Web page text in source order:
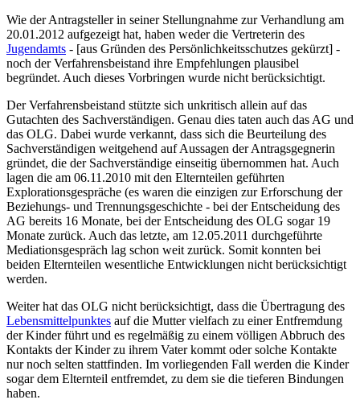
Wie der Antragsteller in seiner Stellungnahme zur Verhandlung am
20.01.2012 aufgezeigt hat, haben weder die Vertreterin des
Jugendamts - [aus Gründen des Persönlichkeits­schutzes gekürzt] -
noch der Verfahrens­beistand ihre Empfehlungen plausibel
begründet. Auch dieses Vorbringen wurde nicht berücksichtigt.
Der Verfahrensbeistand stützte sich unkritisch allein auf das
Gutachten des Sachverständigen. Genau dies taten auch das AG und
das OLG. Dabei wurde verkannt, dass sich die Beurteilung des
Sachverständigen weitgehend auf Aussagen der Antrags­gegnerin
gründet, die der Sachverständige einseitig übernommen hat. Auch
lagen die am 06.11.2010 mit den Elternteilen geführten
Explorations­gespräche (es waren die einzigen zur Erforschung der
Beziehungs- und Trennungs­geschichte - bei der Entscheidung des
AG bereits 16 Monate, bei der Entscheidung des OLG sogar 19
Monate zurück. Auch das letzte, am 12.05.2011 durchgeführte
Mediations­gespräch lag schon weit zurück. Somit konnten bei
beiden Elternteilen wesentliche Entwicklungen nicht berücksichtigt
werden.
Weiter hat das OLG nicht berücksichtigt, dass die Übertragung des
Lebensmittelpunktes auf die Mutter vielfach zu einer Entfremdung
der Kinder führt und es regelmäßig zu einem völligen Abbruch des
Kontakts der Kinder zu ihrem Vater kommt oder solche Kontakte
nur noch selten stattfinden. Im vorliegenden Fall werden die Kinder
sogar dem Elternteil entfremdet, zu dem sie die tieferen Bindungen
haben.